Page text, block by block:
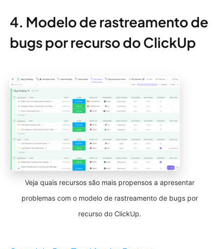
4. Modelo de rastreamento de
bugs por recurso do ClickUp
Veja quais recursos são mais propensos a apresentar
problemas com o modelo de rastreamento de bugs por
recurso do ClickUp.